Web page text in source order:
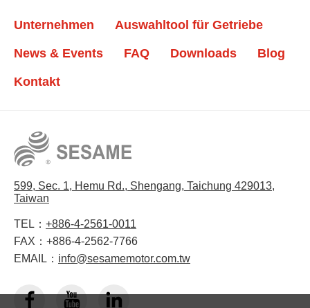
Unternehmen Auswahltool für Getriebe
News & Events FAQ Downloads Blog
Kontakt
599, Sec. 1, Hemu Rd., Shengang, Taichung 429013,
Taiwan
TEL： +886-4-2561-0011
FAX： +886-4-2562-7766
EMAIL： info@sesamemotor.com.tw